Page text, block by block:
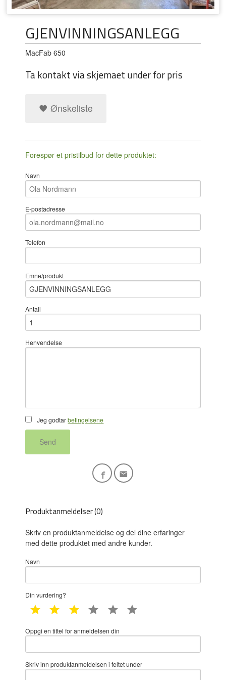
GJENVINNINGSANLEGG
MacFab 650
Ta kontakt via skjemaet under for pris
Ønskeliste
Forespør et pristilbud for dette produktet:
Navn
E-postadresse
Telefon
Emne/produkt
Antall
Henvendelse
Jeg godtarbetingelsene
Send
Produktanmeldelser (0)
Skriv en produktanmeldelse og del dine erfaringer
med dette produktet med andre kunder.
Navn
Din vurdering?
1 star 2 star 3 star 4 star 5 star
Oppgi en tittel for anmeldelsen din
Skriv inn produktanmeldelsen i feltet under